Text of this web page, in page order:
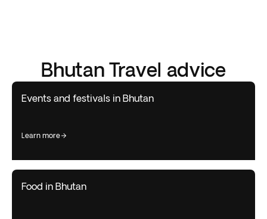
Bhutan Travel advice
Events and festivals in Bhutan
learn more
Food in Bhutan